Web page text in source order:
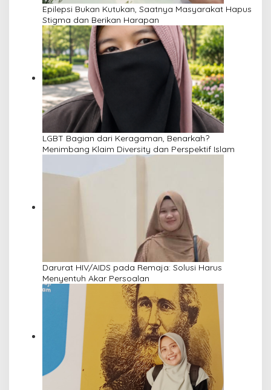
Epilepsi Bukan Kutukan, Saatnya Masyarakat Hapus
Stigma dan Berikan Harapan
LGBT Bagian dari Keragaman, Benarkah?
Menimbang Klaim Diversity dan Perspektif Islam
Darurat HIV/AIDS pada Remaja: Solusi Harus
Menyentuh Akar Persoalan